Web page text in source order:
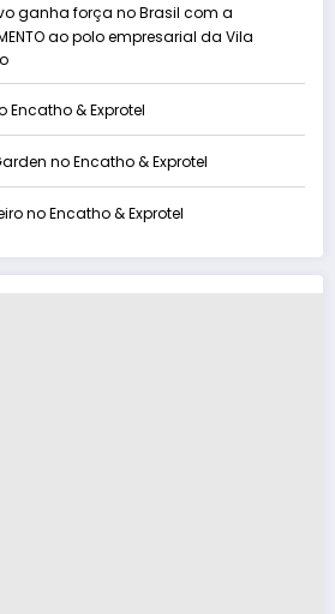
ganha força no Brasil com a
ao polo empresarial da Vila
Encatho & Exprotel
no Encatho & Exprotel
no Encatho & Exprotel